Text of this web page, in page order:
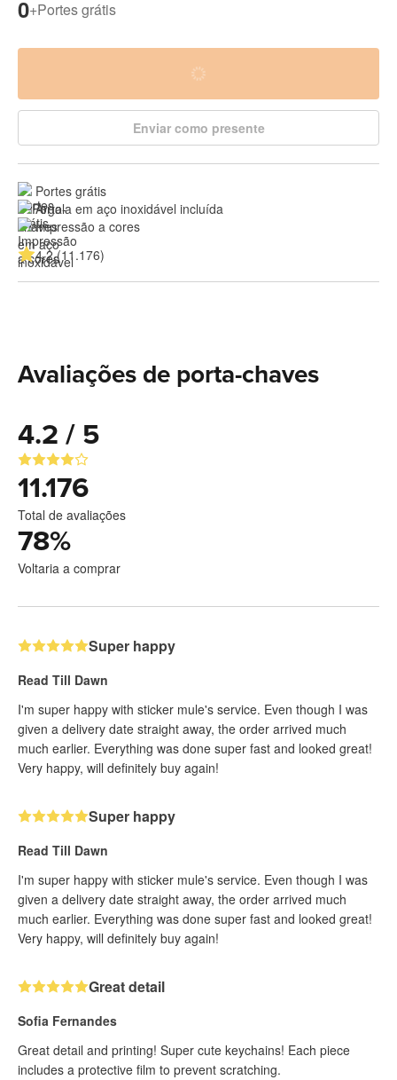
0+Portes grátis
Enviar como presente
Portes grátis
Argola em aço inoxidável incluída
Impressão a cores
4.2 (11.176)
Avaliações de porta-chaves
4.2 / 5
11.176
Total de avaliações
78%
Voltaria a comprar
Super happy
Read Till Dawn
I'm super happy with sticker mule's service. Even though I was
given a delivery date straight away, the order arrived much
much earlier. Everything was done super fast and looked great!
Very happy, will definitely buy again!
Super happy
Read Till Dawn
I'm super happy with sticker mule's service. Even though I was
given a delivery date straight away, the order arrived much
much earlier. Everything was done super fast and looked great!
Very happy, will definitely buy again!
Great detail
Sofia Fernandes
Great detail and printing! Super cute keychains! Each piece
includes a protective film to prevent scratching.